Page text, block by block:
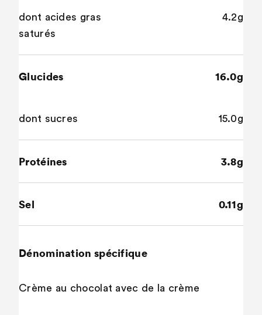
dont acides gras
saturés
4.2g
Glucides 16.0g
dont sucres 15.0g
Protéines 3.8g
Sel 0.11g
Dénomination spécifique
Crème au chocolat avec de la crème